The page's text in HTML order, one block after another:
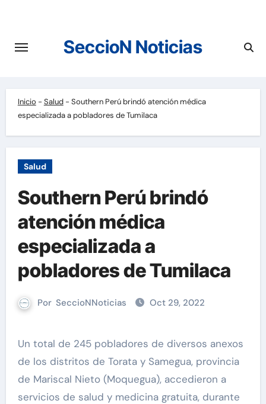
contenido
SeccioN Noticias
Inicio - Salud- Southern Perú brindó atención médica
especializada a pobladores de Tumilaca
Salud
Southern Perú brindó
atención médica
especializada a
pobladores de Tumilaca
Por SeccioNNoticias Oct 29, 2022
Un total de 245 pobladores de diversos anexos
de los distritos de Torata y Samegua, provincia
de Mariscal Nieto (Moquegua), accedieron a
servicios de salud y medicina gratuita, durante